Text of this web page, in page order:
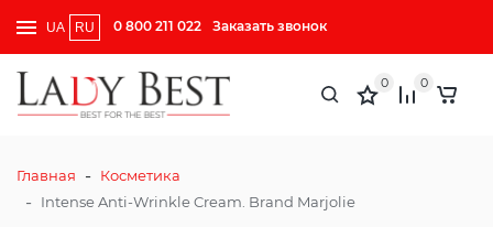
UA RU 0 800 211 022 Заказать звонок
0 0
Главная - Косметика
- Intense Anti-Wrinkle Cream. Brand Marjolie